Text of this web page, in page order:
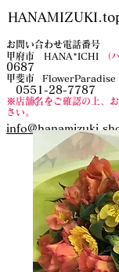
お問い合わせ電話番号
甲府市 HANA*ICHI
（
0687
​甲斐市 FlowerParadise
0551-28-7787
​※店舗名をご確認の上、
さい。